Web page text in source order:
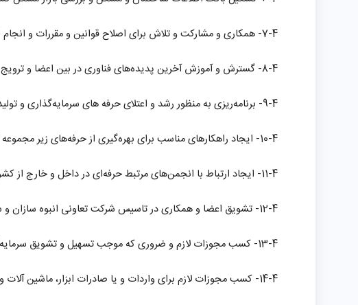
7-4- همکاری و مشارکت و تلاش برای اصلاح قوانین و مقررات و انجام اقدامات لازم برای تسهیل و امنیت فعالیت انبوه سازان و سرمایه‌گذاران مسکن.
8-4- گسترش و آموزش آخرین پدیده‌های فناوری در بین اعضا و ترویج رعایت الگوهای مناسب در جهت حفظ منافع بهره برداران و نگهداری واحد‌های مسکونی.
9-4- برنامه‌ریزی به منظور رشد و اعتلای حرفه های سرمایه‌گذاری و تولید انبوه مسکن و حرفه‌های وابسته.
10-4- ایجاد راهکارهای مناسب برای بهره‌گیری از حرفه‌های زیر مجموعه انبوه سازی.
11-4- ایجاد ارتباط با انجمن‌های مرتبط حرفه‌ای در داخل و خارج از کشور.
12-4- تشویق اعضا و همکاری در تاسیس شرکت تعاونی انبوه سازان و سرمایه‌گذاران مسکن.
13-4- کسب مجوزات لازم و ضروری که موجب تسهیل و تشویق سرمایه‌گذاری و جلب و جذب و دوام سرمایه در امر انبوه سازی مسکن می‌شود.
14-4- کسب مجوزات لازم برای واردات و یا صادرات ابزار، ماشین آلات و قطعات و کالاهای مرتبط با انبوه‌سازی با کسب مجوزات رسمی.